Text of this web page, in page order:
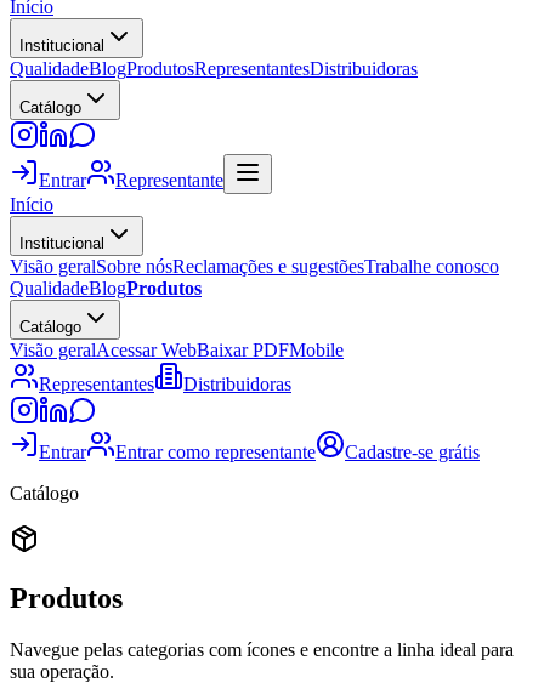
Início
Institucional
QualidadeBlogProdutosRepresentantesDistribuidoras
Catálogo
Entrar
Representante
Início
Institucional
Visão geralSobre nósReclamações e sugestõesTrabalhe conosco
QualidadeBlogProdutos
Catálogo
Visão geralAcessar WebBaixar PDFMobile
Representantes
Distribuidoras
Entrar Entrar como representante
Cadastre-se grátis
Catálogo
Produtos
Navegue pelas categorias com ícones e encontre a linha ideal para
sua operação.